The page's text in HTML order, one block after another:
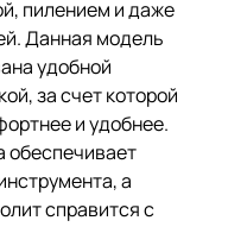
пилением и даже
Данная модель
удобной
за счет которой
и удобнее.
обеспечивает
а
справится с